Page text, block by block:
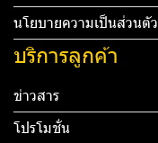
นโยบายความเป็นส่วนตัว
บริการลูกค้า
ข่าวสาร
โปรโมชั่น